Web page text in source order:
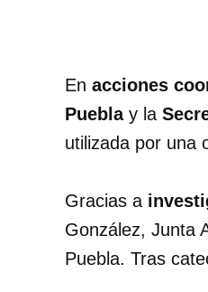
En acciones
Pueblay la
utilizada por una
Gracias a
González, Junta
Puebla. Tras